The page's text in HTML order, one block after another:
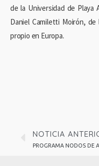
de la Universidad de Playa
Daniel Camiletti Moirón,
propio en Europa.
NOTICIA